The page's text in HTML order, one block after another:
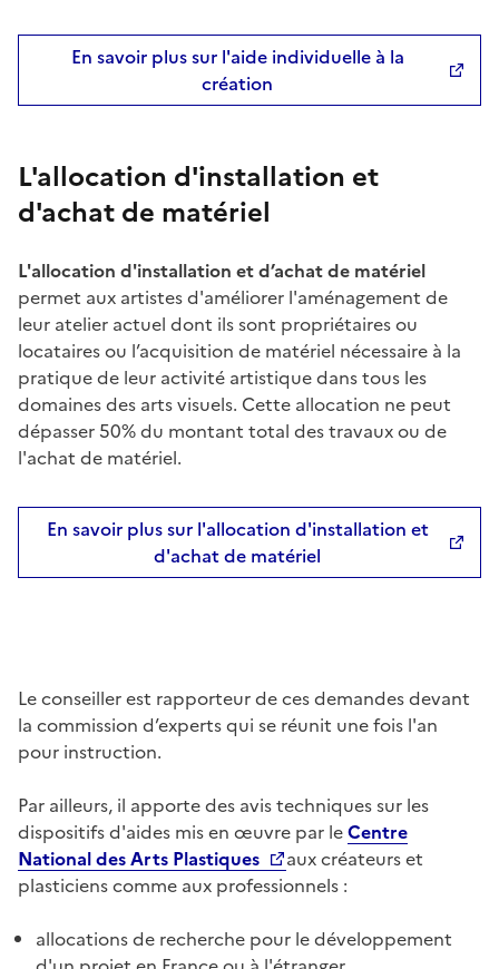
En savoir plus sur l'aide individuelle à la
création
L'allocation d'installation et
d'achat de matériel
L'allocation d'installation et d’achat de matériel
permet aux artistes d'améliorer l'aménagement de
leur atelier actuel dont ils sont propriétaires ou
locataires ou l’acquisition de matériel nécessaire à la
pratique de leur activité artistique dans tous les
domaines des arts visuels. Cette allocation ne peut
dépasser 50% du montant total des travaux ou de
l'achat de matériel.
En savoir plus sur l'allocation d'installation et
d'achat de matériel
Le conseiller est rapporteur de ces demandes devant
la commission d’experts qui se réunit une fois l'an
pour instruction.
Par ailleurs, il apporte des avis techniques sur les
dispositifs d'aides mis en œuvre par leCentre
National des Arts Plastiques
aux créateurs et
plasticiens comme aux professionnels :
allocations de recherche pour le développement